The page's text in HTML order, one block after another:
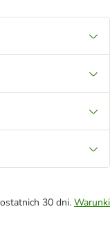
30 dni. Warunki